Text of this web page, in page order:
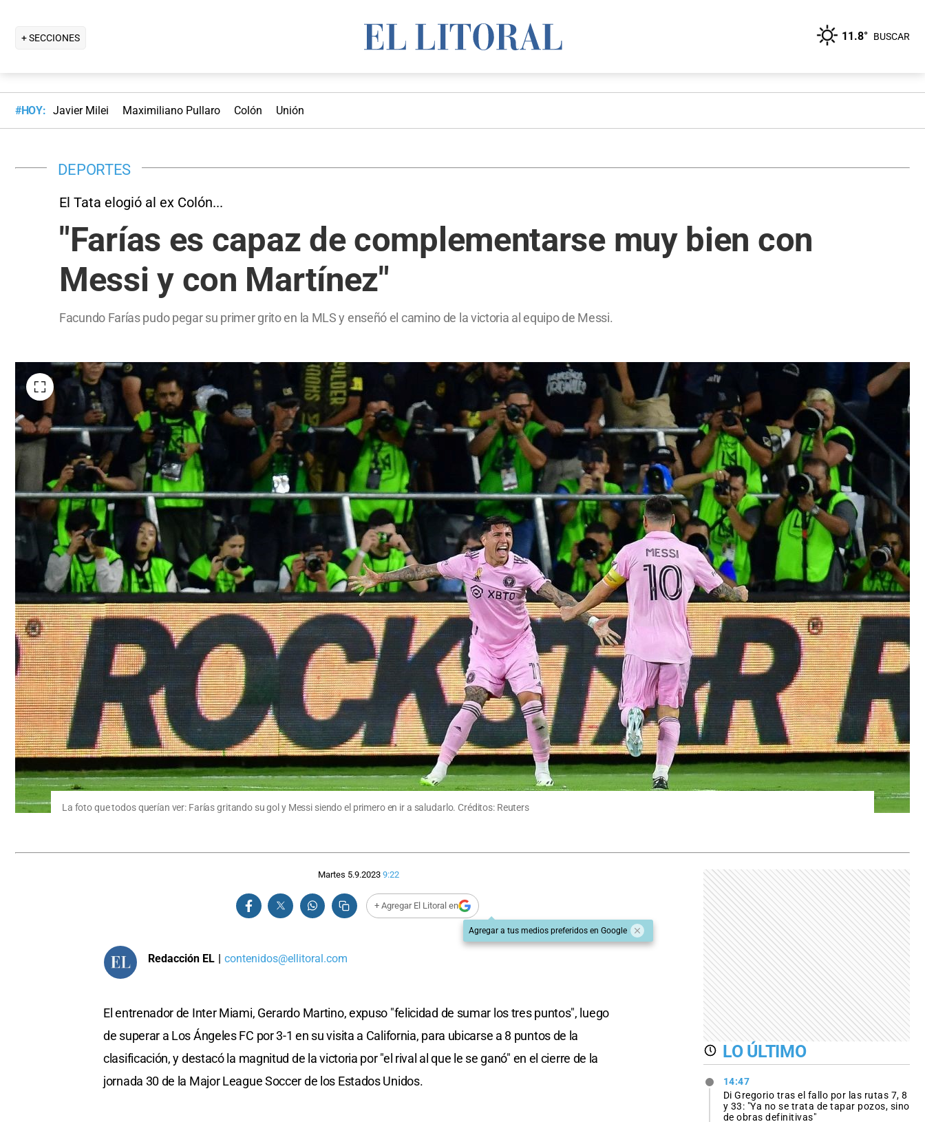
+ SECCIONES 11.8° BUSCAR
#HOY: Javier Milei Maximiliano Pullaro Colón Unión
DEPORTES
El Tata elogió al ex Colón...
"Farías es capaz de complementarse muy bien con
Messi y con Martínez"
Facundo Farías pudo pegar su primer grito en la MLS y enseñó el camino de la victoria al equipo de Messi.
La foto que todos querían ver: Farías gritando su gol y Messi siendo el primero en ir a saludarlo. Créditos: Reuters
Martes 5.9.2023 9:22
+ Agregar El Litoral en
Agregar a tus medios preferidos en Google
Redacción EL | contenidos@ellitoral.com
El entrenador de Inter Miami, Gerardo Martino, expuso "felicidad de sumar los tres puntos", luego
de superar a Los Ángeles FC por 3-1 en su visita a California, para ubicarse a 8 puntos de la
clasificación, y destacó la magnitud de la victoria por "el rival al que le se ganó" en el cierre de la
jornada 30 de la Major League Soccer de los Estados Unidos.
LO ÚLTIMO
14:47
Di Gregorio tras el fallo por las rutas 7, 8
y 33: "Ya no se trata de tapar pozos, sino
de obras definitivas"